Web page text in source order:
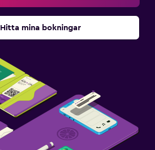
Hitta mina bokningar